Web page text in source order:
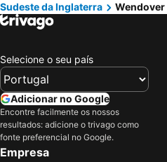
Richmond-upon-Thames, Inglaterra Hotéis
Bexley, Inglaterra Hotéis
Birmingham, Inglaterra Hotéis
Cambridge, Inglaterra Hotéis
Leicester, Inglaterra Hotéis
Edimburgo, Escócia Hotéis
Liverpool, Inglaterra Hotéis
Hounslow, Inglaterra Hotéis
Sudeste da Inglaterra
Wendover
Selecione o seu país
Adicionar no Google
Encontre facilmente os nossos
resultados: adicione o trivago como
fonte preferencial no Google.
Empresa